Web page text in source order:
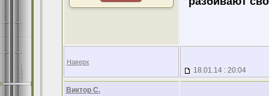
Наверх
18.01.14 : 20:04
Виктор С.